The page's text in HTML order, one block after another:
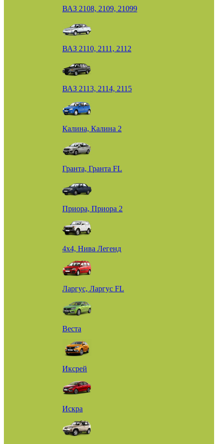
ВАЗ 2108, 2109, 21099
ВАЗ 2110, 2111, 2112
ВАЗ 2113, 2114, 2115
Калина, Калина 2
Гранта, Гранта FL
Приора, Приора 2
4х4, Нива Легенд
Ларгус, Ларгус FL
Веста
Иксрей
Искра